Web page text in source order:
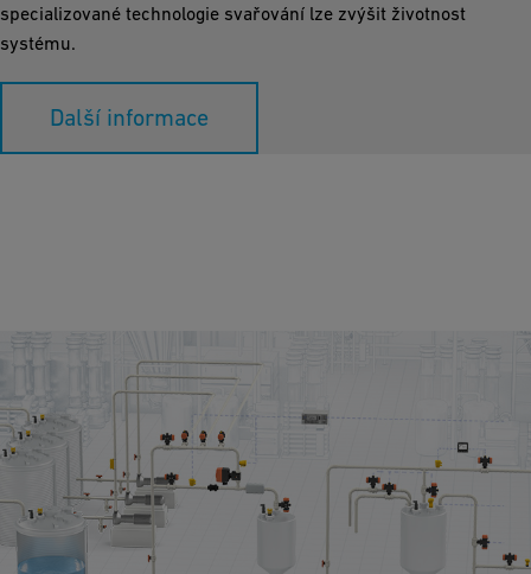
specializované technologie svařování lze zvýšit životnost
systému.
Další informace
Dávkování a ředění